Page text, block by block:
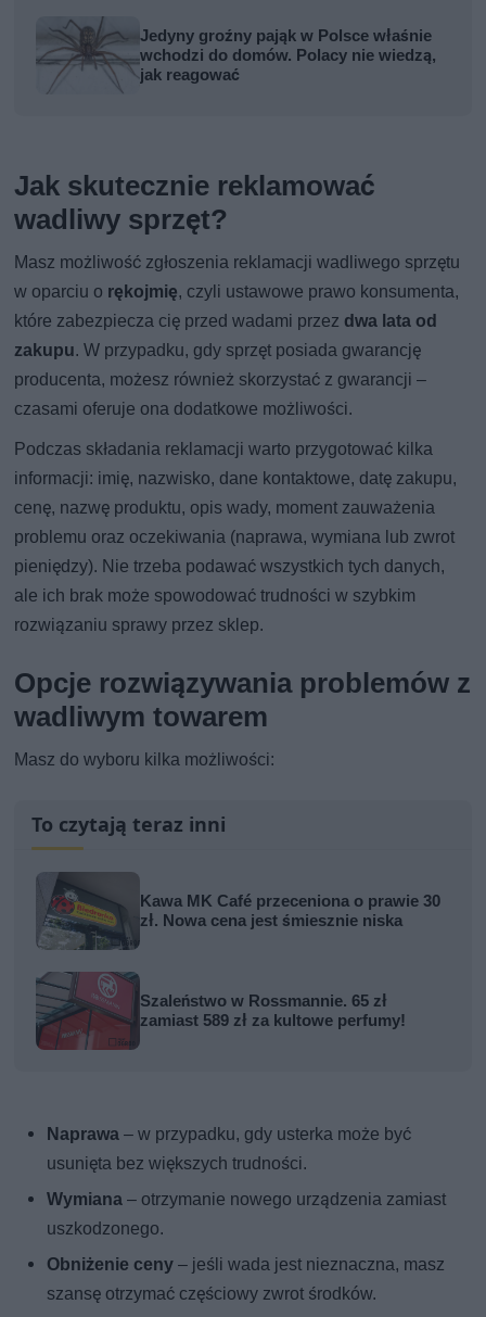
Jedyny groźny pająk w Polsce właśnie
wchodzi do domów. Polacy nie wiedzą,
jak reagować
Jak skutecznie reklamować
wadliwy sprzęt?
Masz możliwość zgłoszenia reklamacji wadliwego sprzętu
w oparciu o rękojmię, czyli ustawowe prawo konsumenta,
które zabezpiecza cię przed wadami przez dwa lata od
zakupu. W przypadku, gdy sprzęt posiada gwarancję
producenta, możesz również skorzystać z gwarancji –
czasami oferuje ona dodatkowe możliwości.
Podczas składania reklamacji warto przygotować kilka
informacji: imię, nazwisko, dane kontaktowe, datę zakupu,
cenę, nazwę produktu, opis wady, moment zauważenia
problemu oraz oczekiwania (naprawa, wymiana lub zwrot
pieniędzy). Nie trzeba podawać wszystkich tych danych,
ale ich brak może spowodować trudności w szybkim
rozwiązaniu sprawy przez sklep.
Opcje rozwiązywania problemów z
wadliwym towarem
Masz do wyboru kilka możliwości:
To czytają teraz inni
Kawa MK Café przeceniona o prawie 30
zł. Nowa cena jest śmiesznie niska
Szaleństwo w Rossmannie. 65 zł
zamiast 589 zł za kultowe perfumy!
Naprawa – w przypadku, gdy usterka może być
usunięta bez większych trudności.
Wymiana – otrzymanie nowego urządzenia zamiast
uszkodzonego.
Obniżenie ceny – jeśli wada jest nieznaczna, masz
szansę otrzymać częściowy zwrot środków.